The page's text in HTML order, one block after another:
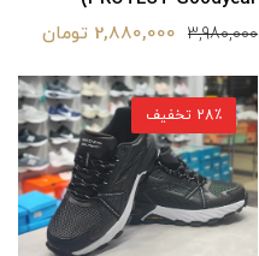
3,980,000 2,880,000 تومان
28٪ تخفیف